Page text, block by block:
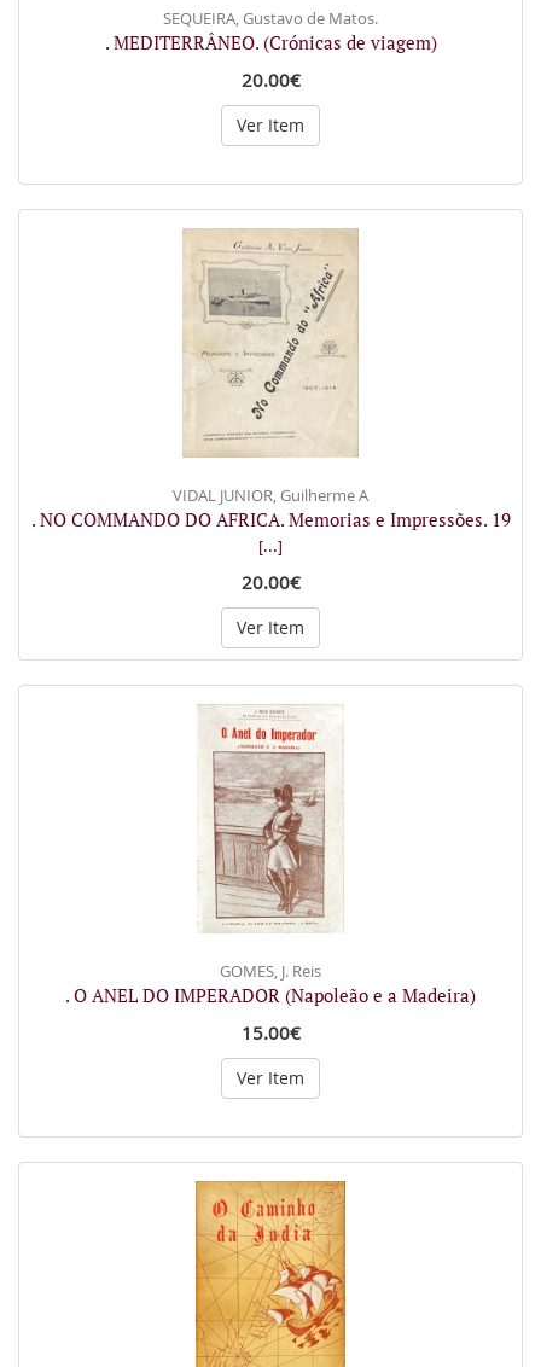
SEQUEIRA, Gustavo de Matos.
. MEDITERRÂNEO. (Crónicas de viagem)
20.00€
Ver Item
VIDAL JUNIOR, Guilherme A
. NO COMMANDO DO AFRICA. Memorias e Impressões. 19
[...]
20.00€
Ver Item
GOMES, J. Reis
. O ANEL DO IMPERADOR (Napoleão e a Madeira)
15.00€
Ver Item